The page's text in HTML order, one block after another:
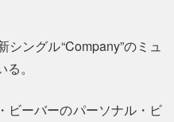
ングル“Company”のミュ
。
ビーバーのパーソナル・ビ